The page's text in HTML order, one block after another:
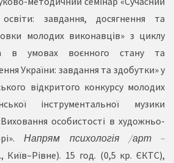
завдання, досягнення та
молодих виконавців» з циклу
в умовах воєнного стану та
України: завдання та здобутки» у
відкритого конкурсу молодих
інструментальної музики
особистості в художньо-
Напрям психологія /арт –
Київ–Рівне). 15 год. (0,5 кр. ЄКТС),